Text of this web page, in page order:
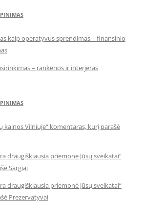
kaip operatyvus sprendimas – finansinio
– rankenos ir interjeras
kainos Vilniuje“ komentaras, kurį parašė
draugiškiausia priemonė Jūsų sveikatai“
Sargiai
draugiškiausia priemonė Jūsų sveikatai“
Prezervatyvai